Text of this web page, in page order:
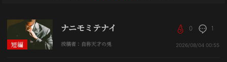
短編
ナニモミテナイ
投稿者：自称天才の兎
0 1
2026/08/04 00:55